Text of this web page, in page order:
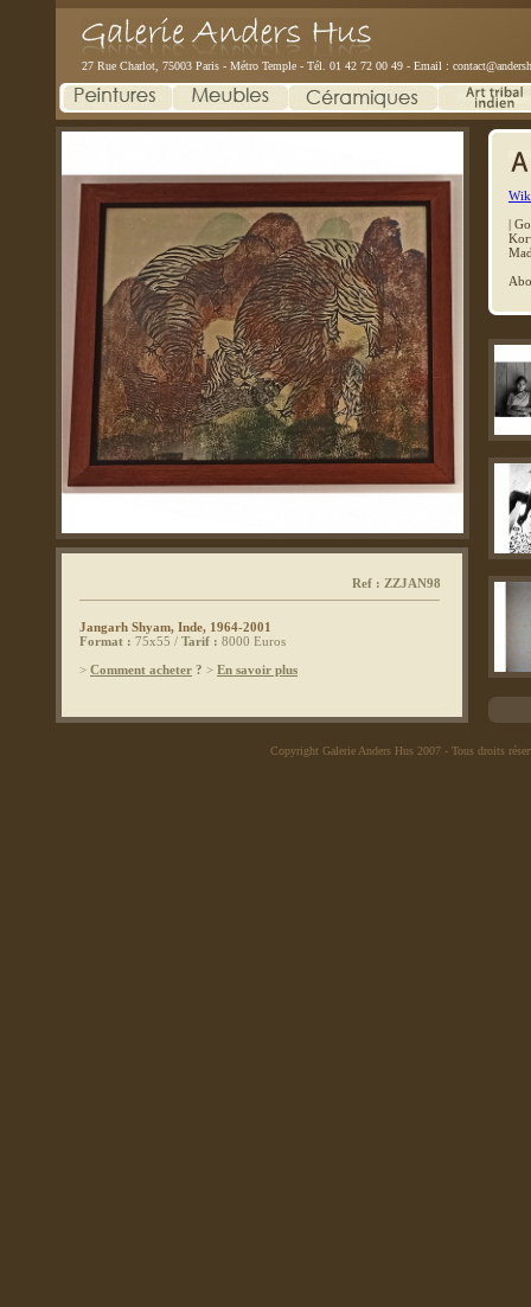
27 Rue Charlot, 75003 Paris - Métro Temple - Tél. 01 42 72 00 49 - Email :
Ref : ZZJAN98
Jangarh Shyam, Inde, 1964-2001
Format : 75x55 / Tarif : 8000 Euros
> Comment acheter ? > En savoir plus
|
Copyright Galerie Anders Hus 2007- Tous droits